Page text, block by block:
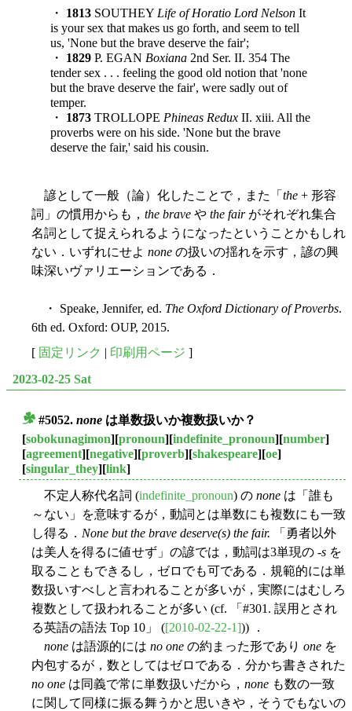
・ 1813 SOUTHEY Life of Horatio Lord Nelson It
is your sex that makes us go forth, and seem to tell
us, 'None but the brave deserve the fair';
・ 1829 P. EGAN Boxiana 2nd Ser. II. 354 The
tender sex . . . feeling the good old notion that 'none
but the brave deserve the fair', were sadly out of
temper.
・ 1873 TROLLOPE Phineas Redux II. xiii. All the
proverbs were on his side. 'None but the brave
deserve the fair,' said his cousin.
諺として一般（論）化したことで，また「 the + 形容
詞」の慣用からも， the brave や the fairがそれぞれ集合
名詞として捉えられるようになったということかもしれ
ない．いずれにせよ none の扱いの揺れを示す，諺の興
味深いヴァリエーションである．
・ Speake, Jennifer, ed. The Oxford Dictionary of Proverbs.
6th ed. Oxford: OUP, 2015.
[ 固定リンク | 印刷用ページ ]
2023-02-25 Sat
#5052. none は単数扱いか複数扱いか？
[sobokunagimon][pronoun][indefinite_pronoun][number]
[agreement][negative][proverb][shakespeare][oe]
[singular_they][link]
不定人称代名詞 (indefinite_pronoun) の none は「誰も
～ない」を意味するが，動詞とは単数にも複数にも一致
し得る． None but the brave deserve(s) the fair. 「勇者以外
は美人を得るに値せず」の諺では，動詞は3単現の -s を
取ることもできるし，ゼロでも可である．規範的には単
数扱いすべしと言われることが多いが，実際にはむしろ
複数として扱われることが多い (cf. 「#301. 誤用とされ
る英語の語法 Top 10」 ([2010-02-22-1])) ．
none は語源的には no one の約まった形であり one を
内包するが，数としてはゼロである．分かち書きされた
no one は同義で常に単数扱いだから， none も数の一致
に関して同様に振る舞うかと思いきや，そうでもないの